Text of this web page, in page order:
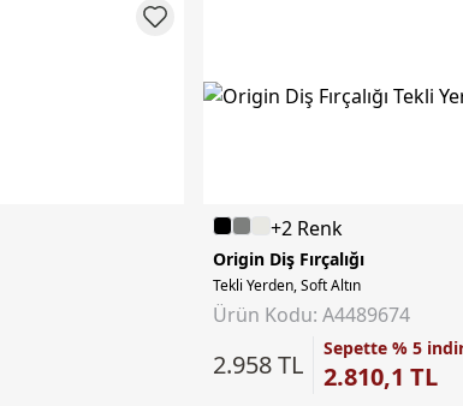
+2 Renk
Origin Diş Fırçalığı
Tekli Yerden, Soft Altın
Ürün Kodu: A4489674
2.958 TL
Sepette % 5
2.810,1 TL